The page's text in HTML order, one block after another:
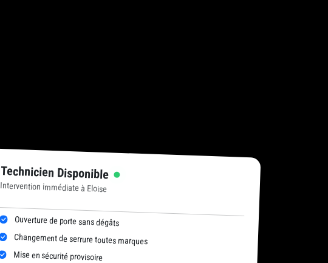
Technicien Disponible
Intervention immédiate à Eloise
Ouverture de porte sans dégâts
Changement de serrure toutes marques
Mise en sécurité provisoire